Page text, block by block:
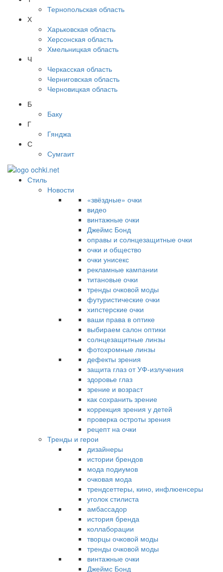
Тернопольская область
Х
Харьковская область
Херсонская область
Хмельницкая область
Ч
Черкасская область
Черниговская область
Черновицкая область
Б
Баку
Г
Гянджа
С
Сумгаит
Стиль
Новости
«звёздные» очки
видео
винтажные очки
Джеймс Бонд
оправы и солнцезащитные очки
очки и общество
очки унисекс
рекламные кампании
титановые очки
тренды очковой моды
футуристические очки
хипстерские очки
ваши права в оптике
выбираем салон оптики
солнцезащитные линзы
фотохромные линзы
дефекты зрения
защита глаз от УФ-излучения
здоровье глаз
зрение и возраст
как сохранить зрение
коррекция зрения у детей
проверка остроты зрения
рецепт на очки
Тренды и герои
дизайнеры
истории брендов
мода подиумов
очковая мода
трендсеттеры, кино, инфлюенсеры
уголок стилиста
амбассадор
история бренда
коллаборации
творцы очковой моды
тренды очковой моды
винтажные очки
Джеймс Бонд